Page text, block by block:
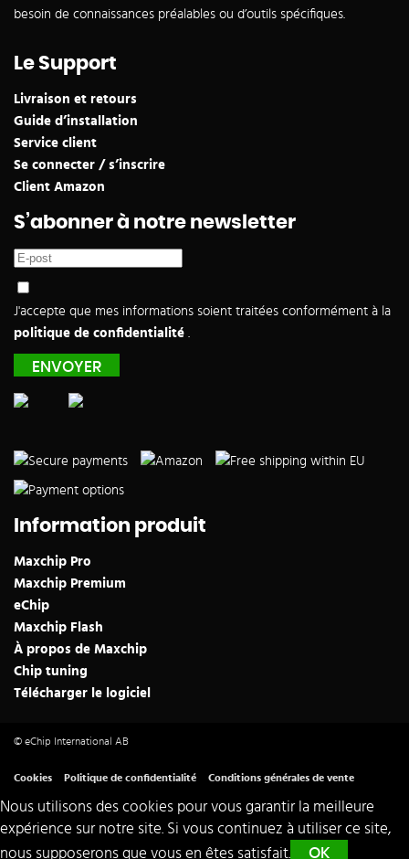
besoin de connaissances préalables ou d’outils spécifiques.
Le Support
Livraison et retours
Guide d’installation
Service client
Se connecter / s’inscrire
Client Amazon
S’abonner à notre newsletter
J'accepte que mes informations soient traitées conformément à la
politique de confidentialité .
Information produit
Maxchip Pro
Maxchip Premium
eChip
Maxchip Flash
À propos de Maxchip
Chip tuning
Télécharger le logiciel
© eChip International AB
Cookies Politique de confidentialité Conditions générales de vente
Nous utilisons des cookies pour vous garantir la meilleure
expérience sur notre site. Si vous continuez à utiliser ce site,
nous supposerons que vous en êtes satisfait.
OK